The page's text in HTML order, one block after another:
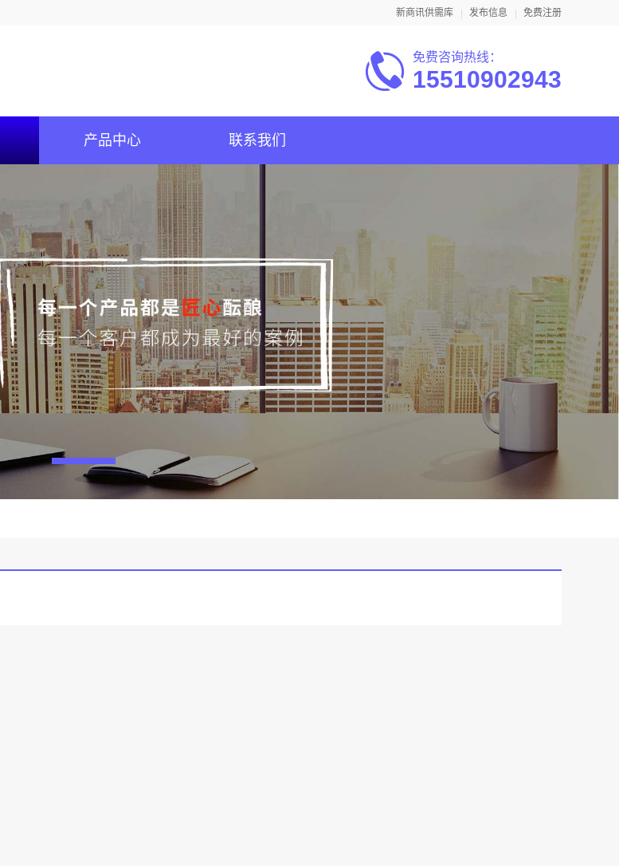
新商讯供需库 发布信息 免费注册
免费咨询热线：
15510902943
产品中心 联系我们